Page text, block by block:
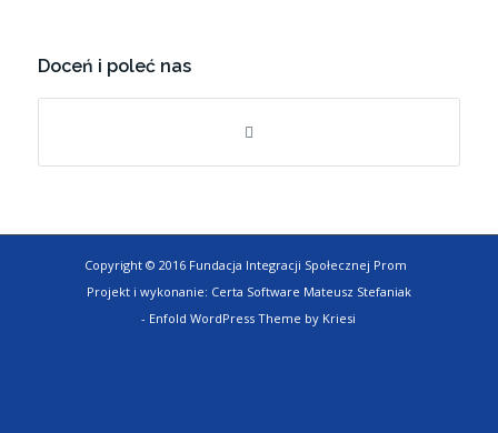
Doceń i poleć nas
Copyright © 2016 Fundacja Integracji Społecznej Prom
Projekt i wykonanie: Certa Software Mateusz Stefaniak
- Enfold WordPress Theme by Kriesi